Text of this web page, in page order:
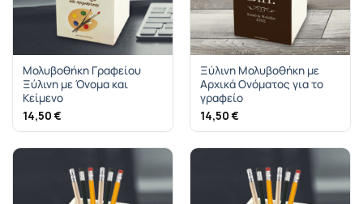
Μολυβοθήκη Γραφείου
Ξύλινη με Όνομα και
Κείμενο
14,50 €
Ξύλινη Μολυβοθήκη με
Αρχικά Ονόματος για το
γραφείο
14,50 €